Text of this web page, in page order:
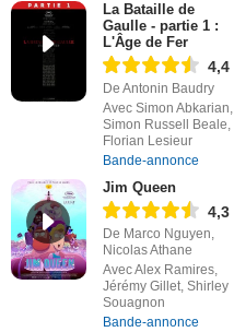
La Bataille de
Gaulle - partie 1 :
L'Âge de Fer
4,4
De Antonin Baudry
Avec Simon Abkarian,
Simon Russell Beale,
Florian Lesieur
Bande-annonce
Jim Queen
4,3
De Marco Nguyen,
Nicolas Athane
Avec Alex Ramires,
Jérémy Gillet, Shirley
Souagnon
Bande-annonce